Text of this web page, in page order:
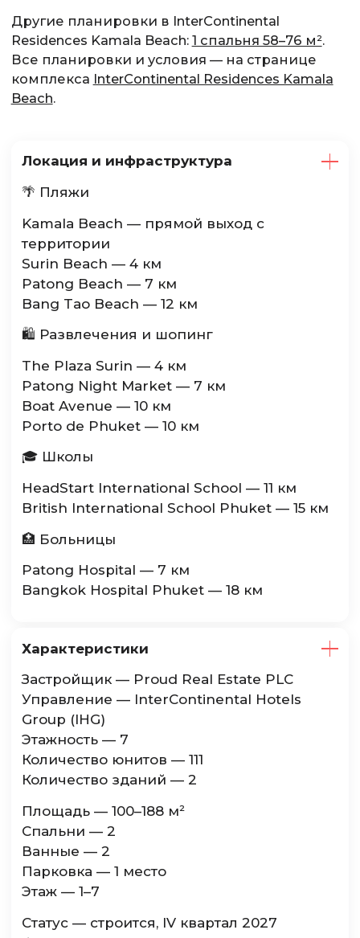
Другие планировки в InterContinental
Residences Kamala Beach: 1 спальня 58–76 м².
Все планировки и условия — на странице
комплекса InterContinental Residences Kamala
Beach.
Локация и инфраструктура
🌴 Пляжи
Kamala Beach — прямой выход с
территории
Surin Beach — 4 км
Patong Beach — 7 км
Bang Tao Beach — 12 км
🛍 Развлечения и шопинг
The Plaza Surin — 4 км
Patong Night Market — 7 км
Boat Avenue — 10 км
Porto de Phuket — 10 км
🎓 Школы
HeadStart International School — 11 км
British International School Phuket — 15 км
🏥 Больницы
Patong Hospital — 7 км
Bangkok Hospital Phuket — 18 км
Характеристики
Застройщик — Proud Real Estate PLC
Управление — InterContinental Hotels
Group (IHG)
Этажность — 7
Количество юнитов — 111
Количество зданий — 2
Площадь — 100–188 м²
Спальни — 2
Ванные — 2
Парковка — 1 место
Этаж — 1–7
Статус — строится, IV квартал 2027